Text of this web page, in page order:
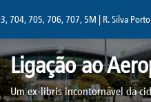
705, 706, 707, 5M | R. Silva Porto |
Ligação ao
Um ex-libris incontornável da